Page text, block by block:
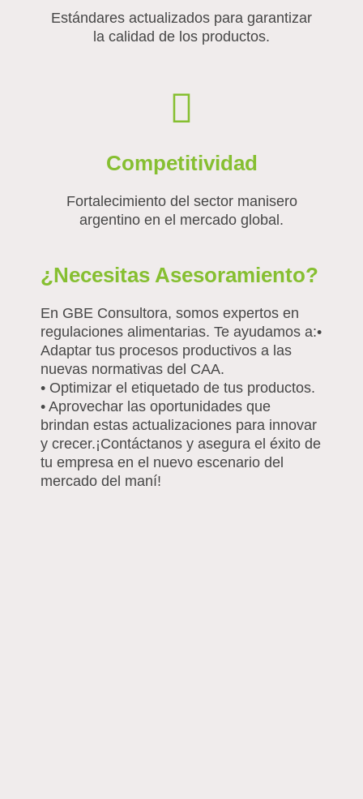
Estándares actualizados para garantizar
la calidad de los productos.
Competitividad
Fortalecimiento del sector manisero
argentino en el mercado global.
¿Necesitas Asesoramiento?
En GBE Consultora, somos expertos en
regulaciones alimentarias. Te ayudamos a:•
Adaptar tus procesos productivos a las
nuevas normativas del CAA.
• Optimizar el etiquetado de tus productos.
• Aprovechar las oportunidades que
brindan estas actualizaciones para innovar
y crecer.¡Contáctanos y asegura el éxito de
tu empresa en el nuevo escenario del
mercado del maní!